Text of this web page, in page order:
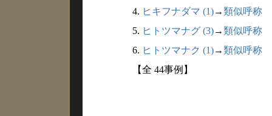
4. ヒキフナダマ (1)→類似呼称
5. ヒトツマナグ (3)→類似呼称
6. ヒトツマナク (1)→類似呼称
【全 44事例】